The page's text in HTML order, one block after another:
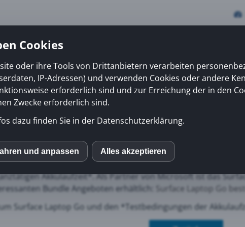
Services Erfolge News Kiosk Über uns
Laptop Go
Surface Laptop Go bringt Microsoft das bislang leichteste
Sandstein und Platin besticht das Surface Laptop Go mit
Akkulaufzeit*. Als Partner von Microsoft ist das
Bundle Angeboten erhältlich:
Surface Laptop Go
Surface Laptop Go und den *Testbedingungen der
Cookies
oder ihre Tools von Drittanbietern verarbeiten
IP-Adressen) und verwenden Cookies oder andere
erforderlich sind und zur Erreichung der in den
Zwecke erforderlich sind.
dazu finden Sie in der Datenschutzerklärung.
(Piwik)
und anpassen Alles akzeptieren